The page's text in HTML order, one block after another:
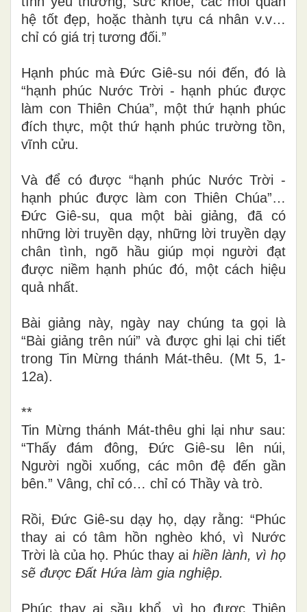
hệ tốt đẹp, hoặc thành tựu cá nhân v.v…
chỉ có giá trị tương đối.”
Hạnh phúc mà Đức Giê-su nói đến, đó là
“hạnh phúc Nước Trời - hạnh phúc được
làm con Thiên Chúa”, một thứ hạnh phúc
đích thực, một thứ hạnh phúc trường tồn,
vĩnh cửu.
Và để có được “hạnh phúc Nước Trời -
hạnh phúc được làm con Thiên Chúa”…
Đức Giê-su, qua một bài giảng, đã có
những lời truyền dạy, những lời truyền dạy
chân tình, ngõ hầu giúp mọi người đạt
được niềm hạnh phúc đó, một cách hiệu
quả nhất.
Bài giảng này, ngày nay chúng ta gọi là
“Bài giảng trên núi” và được ghi lại chi tiết
trong Tin Mừng thánh Mát-thêu. (Mt 5, 1-
12a).
**
Tin Mừng thánh Mát-thêu ghi lại như sau:
“Thấy đám đông, Đức Giê-su lên núi,
Người ngồi xuống, các môn đệ đến gần
bên.” Vâng, chỉ có… chỉ có Thầy và trò.
Rồi, Đức Giê-su dạy họ, dạy rằng: “Phúc
thay ai có tâm hồn nghèo khó, vì Nước
Trời là của họ. Phúc thay ai hiền lành, vì họ
sẽ được Đất Hứa làm gia nghiệp.
Phúc thay ai sầu khổ, vì họ được Thiên